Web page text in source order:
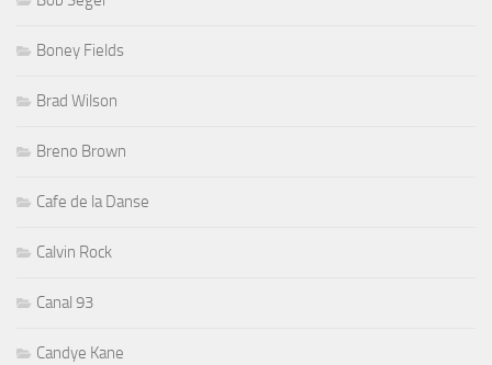
Boney Fields
Brad Wilson
Breno Brown
Cafe de la Danse
Calvin Rock
Canal 93
Candye Kane